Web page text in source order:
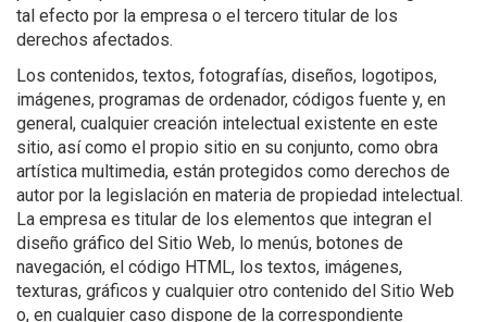
tal efecto por la empresa o el tercero titular de los
derechos afectados.
Los contenidos, textos, fotografías, diseños, logotipos,
imágenes, programas de ordenador, códigos fuente y, en
general, cualquier creación intelectual existente en este
sitio, así como el propio sitio en su conjunto, como obra
artística multimedia, están protegidos como derechos de
autor por la legislación en materia de propiedad intelectual.
La empresa es titular de los elementos que integran el
diseño gráfico del Sitio Web, lo menús, botones de
navegación, el código HTML, los textos, imágenes,
texturas, gráficos y cualquier otro contenido del Sitio Web
o, en cualquier caso dispone de la correspondiente